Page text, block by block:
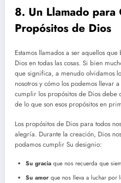
8. Un Llamado para
Propósitos de Dios
Estamos llamados a ser aquellos
Dios en todas las cosas. Si bien
que significa, a menudo olvidamos
nosotros y cómo los podemos llevar
cumplir los propósitos de Dios debe
de lo que son esos propósitos en
Los propósitos de Dios para todos
alegría. Durante la creación, Dios
podamos cumplir Su designio:
Su gracia que nos recuerda que
Su amor que nos lleva a luchar por